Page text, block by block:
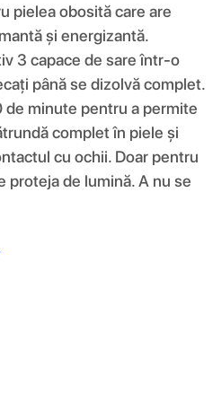
pielea obosită care are
și energizantă.
3 capace de sare într-o
până se dizolvă complet.
minute pentru a permite
complet în piele și
cu ochii. Doar pentru
proteja de lumină. A nu se